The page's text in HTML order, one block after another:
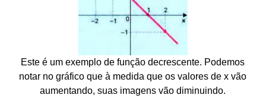
Este é um exemplo de função decrescente. Podemos
notar no gráfico que à medida que os valores de x vão
aumentando, suas imagens vão diminuindo.